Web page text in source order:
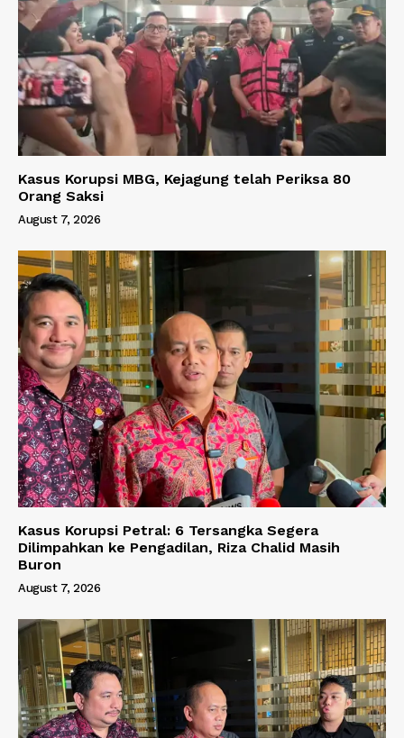
Kasus Korupsi MBG, Kejagung telah Periksa 80
Orang Saksi
August 7, 2026
Kasus Korupsi Petral: 6 Tersangka Segera
Dilimpahkan ke Pengadilan, Riza Chalid Masih
Buron
August 7, 2026